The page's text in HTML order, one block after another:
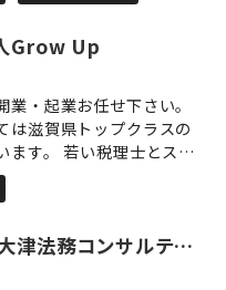
，債権回収，労務管理，
った企業の問題まで，幅
求を全力でサポートさせ
す。 また，当事務所で初
る方については，相談内
業を問わず，最初の30分
料とさせていただいてお
お気軽にご相談ください
30分ごとに5,000円（税
）。
Grow Up
業・起業お任せ下さい。
は滋賀県トップクラスの
ます。 若い税理士とスタ
いたします！ 高品質・低
スをご提供いたしており
駅前にございます。
司法書士 大津法務コンサルティング